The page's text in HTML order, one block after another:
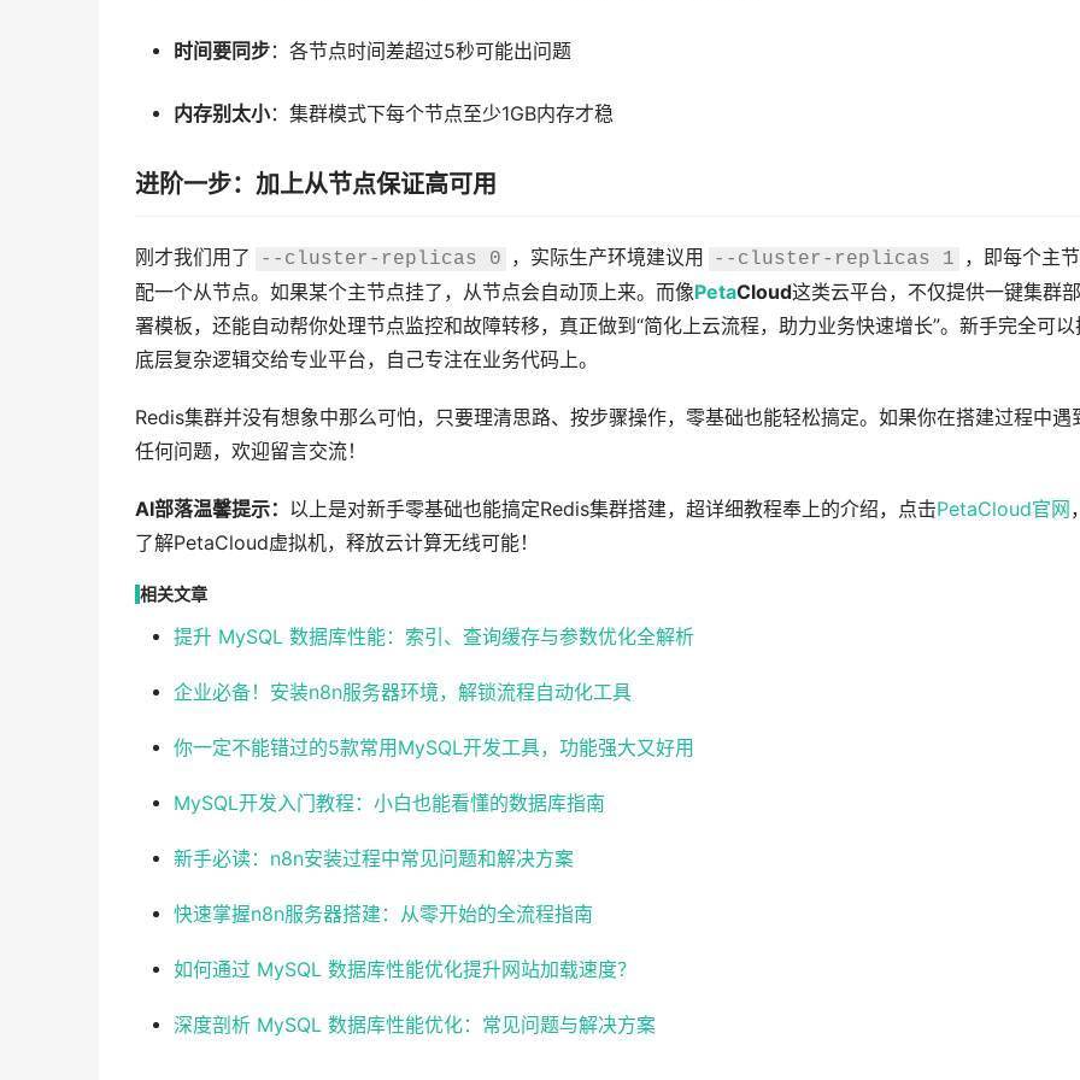
时间要同步：各节点时间差超过5秒可能出问题
内存别太小：集群模式下每个节点至少1GB内存才稳
进阶一步：加上从节点保证高可用
刚才我们用了 --cluster-replicas 0 ，实际生产环境建议用 --cluster-replicas 1
，即每个主
配一个从节点。如果某个主节点挂了，从节点会自动顶上来。而像PetaCloud这类云平台，不仅提供一键集群部
署模板，还能自动帮你处理节点监控和故障转移，真正做到“简化上云流程，助力业务快速增长”。新手完全可以
底层复杂逻辑交给专业平台，自己专注在业务代码上。
Redis集群并没有想象中那么可怕，只要理清思路、按步骤操作，零基础也能轻松搞定。如果你在搭建过程中遇
任何问题，欢迎留言交流！
AI部落温馨提示： 以上是对新手零基础也能搞定Redis集群搭建，超详细教程奉上的介绍，点击PetaCloud官网 ，
了解PetaCloud虚拟机，释放云计算无线可能！
相关文章
提升 MySQL 数据库性能：索引、查询缓存与参数优化全解析
企业必备！安装n8n服务器环境，解锁流程自动化工具
你一定不能错过的5款常用MySQL开发工具，功能强大又好用
MySQL开发入门教程：小白也能看懂的数据库指南
新手必读：n8n安装过程中常见问题和解决方案
快速掌握n8n服务器搭建：从零开始的全流程指南
如何通过 MySQL 数据库性能优化提升网站加载速度？
深度剖析 MySQL 数据库性能优化：常见问题与解决方案